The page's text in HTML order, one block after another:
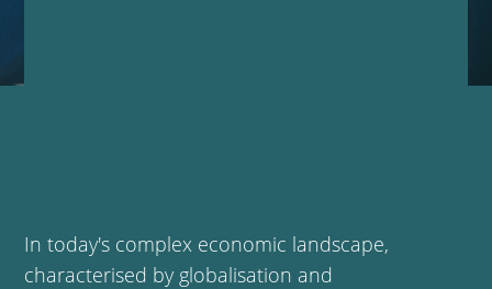
In today's complex economic landscape,
characterised by globalisation and